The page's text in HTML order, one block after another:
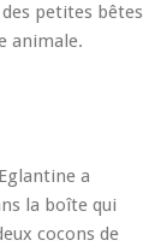
petites bêtes
animale.
a
la boîte qui
cocons de